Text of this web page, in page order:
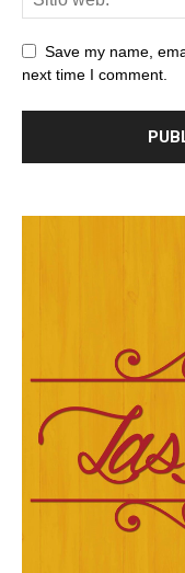
Save my name,
next time I comment.